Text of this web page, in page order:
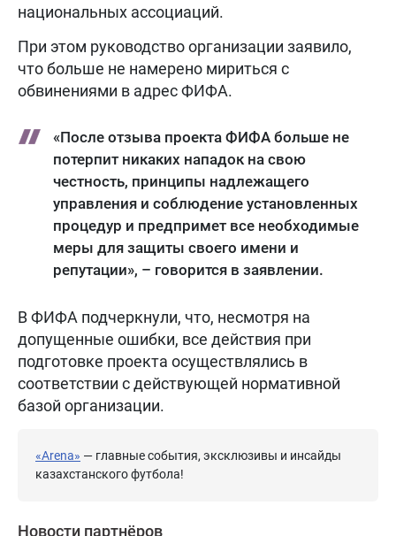
национальных ассоциаций.
При этом руководство организации заявило,
что больше не намерено мириться с
обвинениями в адрес ФИФА.
«После отзыва проекта ФИФА больше не
потерпит никаких нападок на свою
честность, принципы надлежащего
управления и соблюдение установленных
процедур и предпримет все необходимые
меры для защиты своего имени и
репутации», – говорится в заявлении.
В ФИФА подчеркнули, что, несмотря на
допущенные ошибки, все действия при
подготовке проекта осуществлялись в
соответствии с действующей нормативной
базой организации.
«Arena» — главные события, эксклюзивы и инсайды
казахстанского футбола!